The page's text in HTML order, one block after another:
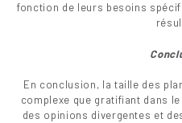
fonction de leurs besoins
En conclusion, la taille des
complexe que gratifiant dans
des opinions divergentes et